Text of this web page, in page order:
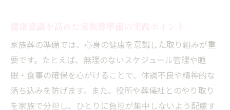
家族葬の準備では、心身の健康を意識した取り組みが重
要です。たとえば、無理のないスケジュール管理や睡
眠・食事の確保を心がけることで、体調不良や精神的な
落ち込みを防げます。また、役所や葬儀社とのやり取り
を家族で分担し、ひとりに負担が集中しないよう配慮す